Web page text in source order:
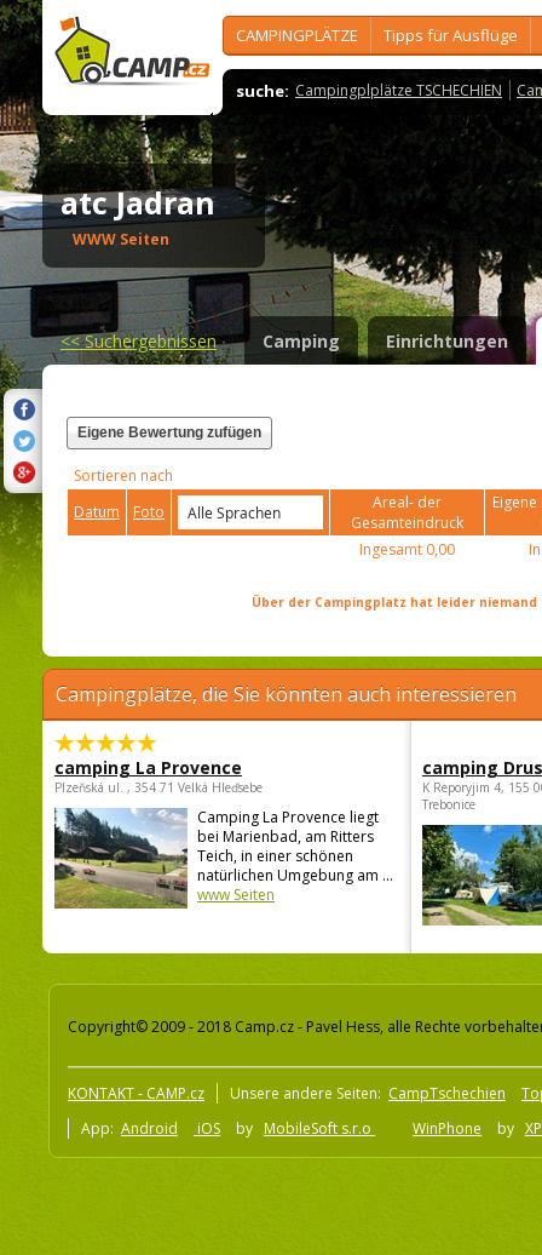
CAMPINGPLÄTZE Tipps für Ausflüge
suche: Campingplplätze TSCHECHIEN
atc Jadran
WWW Seiten
<<Suchergebnissen Camping Einrichtungen
Eigene Bewertung zufügen
Sortieren nach
Datum
Foto
Areal- der
Gesamteindruck
Ingesamt 0,00
Über der Campingplatz hat leider
Campingplätze, die Sie könnten auch interessieren
camping La Provence
Plzeňská ul. , 354 71 Velká Hleďsebe
Camping La Provence liegt
bei Marienbad, am Ritters
Teich, in einer schönen
natürlichen Umgebung am ...
www Seiten
camping
K Reporyjim 4, 155
Trebonice
Copyright© 2009 - 2018 Camp.cz - Pavel Hess, alle Rechte
KONTAKT - CAMP.cz Unsere andere Seiten: CampTschechien
App: Android iOS by MobileSoft s.r.o WinPhone by